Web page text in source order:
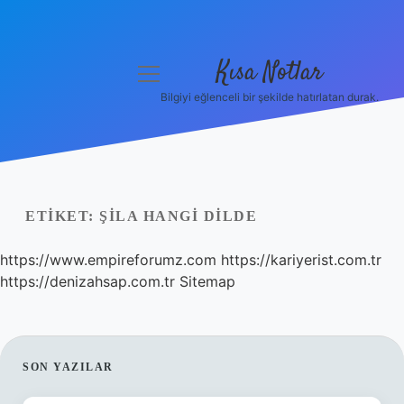
Yasal Uyarı
Hakkımızda
menüyü
Kısa Notlar
Bilgiyi eğlenceli bir şekilde hatırlatan durak.
ETIKET: ŞILA HANGI DILDE
https://www.empireforumz.com https://kariyerist.com.tr
https://denizahsap.com.tr Sitemap
SIDEBAR
SON YAZILAR